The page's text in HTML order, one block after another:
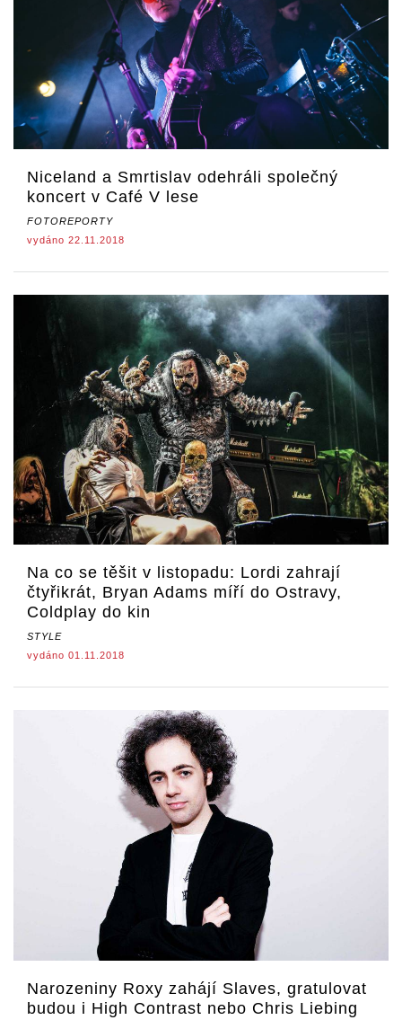
Niceland a Smrtislav odehráli společný
koncert v Café V lese
FOTOREPORTY
vydáno 22.11.2018
Na co se těšit v listopadu: Lordi zahrají
čtyřikrát, Bryan Adams míří do Ostravy,
Coldplay do kin
STYLE
vydáno 01.11.2018
Narozeniny Roxy zahájí Slaves, gratulovat
budou i High Contrast nebo Chris Liebing